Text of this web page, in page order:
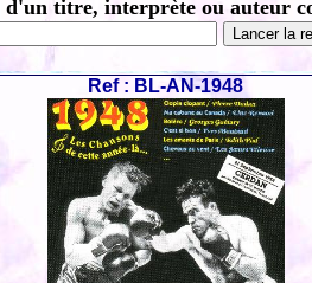
d'un titre, interprète ou auteur
Ref : BL-AN-1948